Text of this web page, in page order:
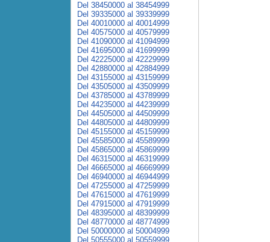
Del 38450000 al 38454999
Del 39335000 al 39339999
Del 40010000 al 40014999
Del 40575000 al 40579999
Del 41090000 al 41094999
Del 41695000 al 41699999
Del 42225000 al 42229999
Del 42880000 al 42884999
Del 43155000 al 43159999
Del 43505000 al 43509999
Del 43785000 al 43789999
Del 44235000 al 44239999
Del 44505000 al 44509999
Del 44805000 al 44809999
Del 45155000 al 45159999
Del 45585000 al 45589999
Del 45865000 al 45869999
Del 46315000 al 46319999
Del 46665000 al 46669999
Del 46940000 al 46944999
Del 47255000 al 47259999
Del 47615000 al 47619999
Del 47915000 al 47919999
Del 48395000 al 48399999
Del 48770000 al 48774999
Del 50000000 al 50004999
Del 50555000 al 50559999